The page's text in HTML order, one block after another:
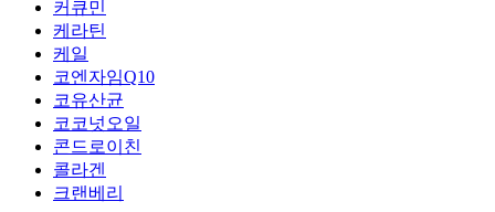
커큐민
케라틴
케일
코엔자임Q10
코유산균
코코넛오일
콘드로이친
콜라겐
크랜베리